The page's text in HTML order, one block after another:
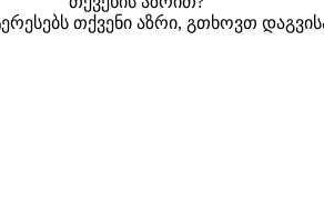
თქვენი აზრი, გთხოვთ